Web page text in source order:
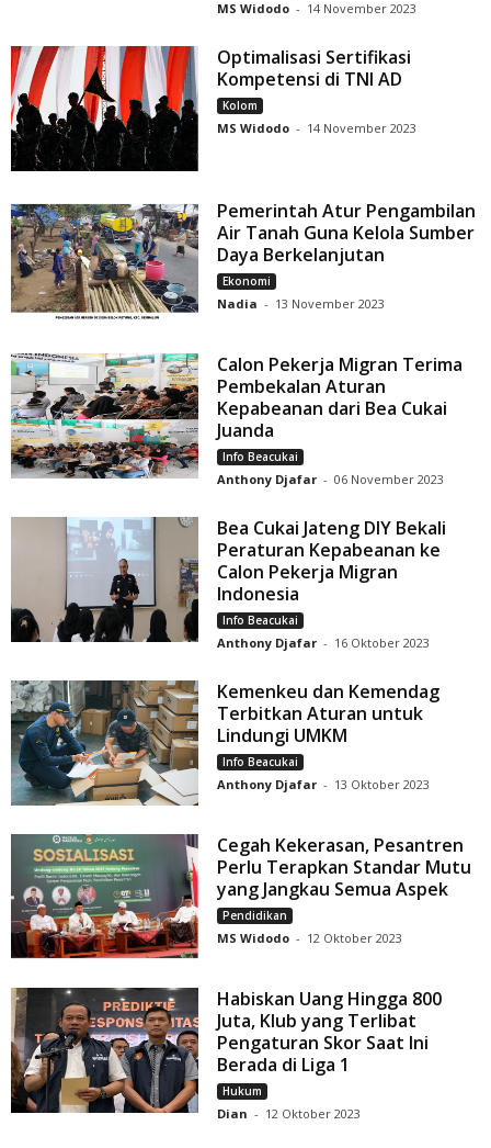
MS Widodo - 14 November 2023
Optimalisasi Sertifikasi
Kompetensi di TNI AD
Kolom
MS Widodo - 14 November 2023
Pemerintah Atur Pengambilan
Air Tanah Guna Kelola Sumber
Daya Berkelanjutan
Ekonomi
Nadia - 13 November 2023
Calon Pekerja Migran Terima
Pembekalan Aturan
Kepabeanan dari Bea Cukai
Juanda
Info Beacukai
Anthony Djafar - 06 November 2023
Bea Cukai Jateng DIY Bekali
Peraturan Kepabeanan ke
Calon Pekerja Migran
Indonesia
Info Beacukai
Anthony Djafar - 16 Oktober 2023
Kemenkeu dan Kemendag
Terbitkan Aturan untuk
Lindungi UMKM
Info Beacukai
Anthony Djafar - 13 Oktober 2023
Cegah Kekerasan, Pesantren
Perlu Terapkan Standar Mutu
yang Jangkau Semua Aspek
Pendidikan
MS Widodo - 12 Oktober 2023
Habiskan Uang Hingga 800
Juta, Klub yang Terlibat
Pengaturan Skor Saat Ini
Berada di Liga 1
Hukum
Dian - 12 Oktober 2023